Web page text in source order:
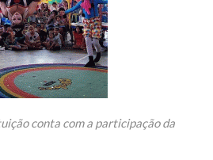
conta com a participação da